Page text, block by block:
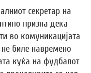
секретар на
призна дека
во комуникацијата
биле навремено
куќа на фудбалот